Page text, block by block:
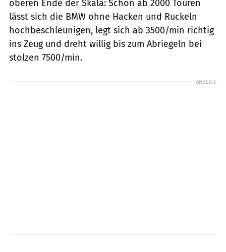
oberen Ende der Skala: Schon ab 2000 Touren
lässt sich die BMW ohne Hacken und Ruckeln
hochbeschleunigen, legt sich ab 3500/min richtig
ins Zeug und dreht willig bis zum Abriegeln bei
stolzen 7500/min.
ANZEIGE